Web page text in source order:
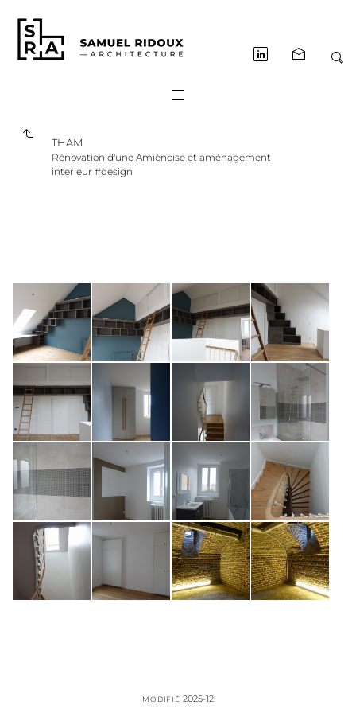
THAM
Rénovation d'une Amiènoise et aménagement
interieur #design
MODIFIÉ 2025-12